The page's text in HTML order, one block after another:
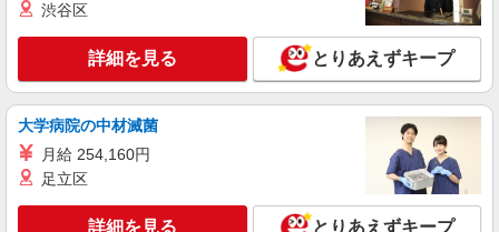
渋谷区
詳細を見る とりあえずキープ
大学病院の中材滅菌
月給 254,160円
足立区
詳細を見る とりあえずキープ